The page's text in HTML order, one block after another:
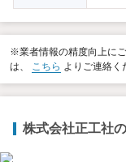
※業者情報の精度向上に
は、 こちら よりご連絡く
株式会社正工社